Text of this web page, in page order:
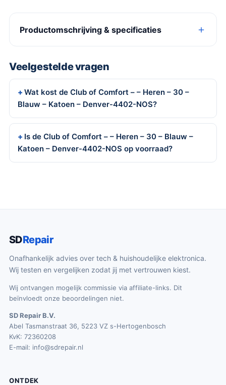
Productomschrijving & specificaties
Veelgestelde vragen
Wat kost de Club of Comfort – – Heren – 30 –
Blauw – Katoen – Denver-4402-NOS?
Is de Club of Comfort – – Heren – 30 – Blauw –
Katoen – Denver-4402-NOS op voorraad?
SDRepair
Onafhankelijk advies over tech & huishoudelijke elektronica.
Wij testen en vergelijken zodat jij met vertrouwen kiest.
Wij ontvangen mogelijk commissie via affiliate-links. Dit
beïnvloedt onze beoordelingen niet.
SD Repair B.V.
Abel Tasmanstraat 36, 5223 VZ s-Hertogenbosch
KvK: 72360208
E-mail: info@sdrepair.nl
ONTDEK